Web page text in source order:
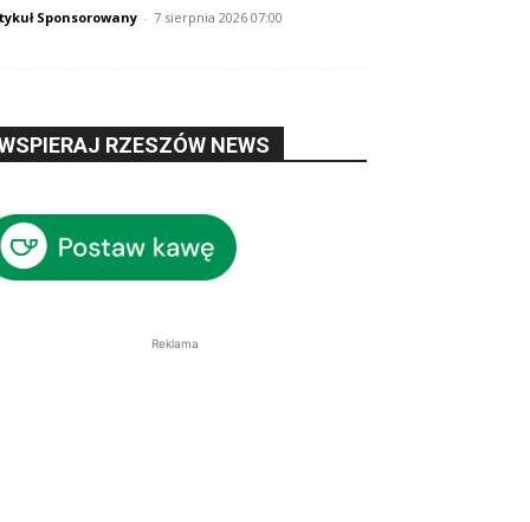
Sponsorowany - 7 sierpnia 2026 07:00
RZESZÓW NEWS
Reklama